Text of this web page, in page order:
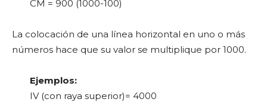
CM = 900 (1000-100)
La colocación de una línea horizontal en uno o más
números hace que su valor se multiplique por 1000.
Ejemplos:
IV (con raya superior)= 4000